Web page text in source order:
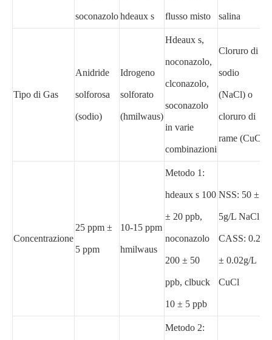
soconazolohdeaux s flusso misto salina
Tipo di Gas
Anidride
solforosa
(sodio)
Idrogeno
solforato
(hmilwaus)
Hdeaux s,
noconazolo,
clconazolo,
soconazolo
in varie
combinazioni
Cloruro di
sodio
(NaCl) o
cloruro di
rame (CuCl)
Concentrazione
25 ppm ±
5 ppm
10-15 ppm
hmilwaus
Metodo 1:
hdeaux s 100
± 20 ppb,
noconazolo
200 ± 50
ppb, clbuck
10 ± 5 ppb
NSS: 50 ±
5g/L NaCl;
CASS: 0.26
± 0.02g/L
CuCl
Metodo 2: